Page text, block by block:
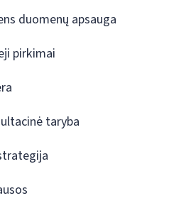
duomenų apsauga
pirkimai
taryba